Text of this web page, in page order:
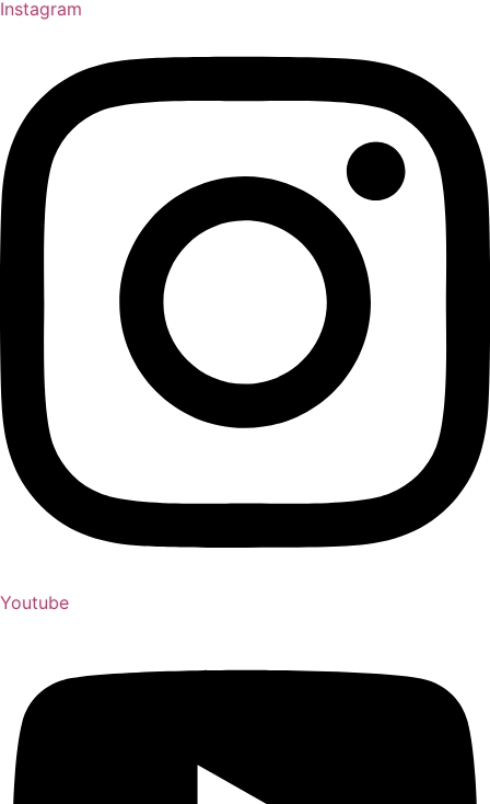
Instagram
Youtube